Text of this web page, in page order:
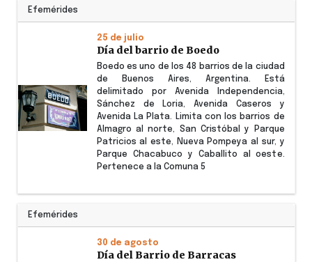
Efemérides
25 de julio
Día del barrio de Boedo
Boedo es uno de los 48 barrios de la ciudad
de Buenos Aires, Argentina. Está
delimitado por Avenida Independencia,
Sánchez de Loria, Avenida Caseros y
Avenida La Plata. Limita con los barrios de
Almagro al norte, San Cristóbal y Parque
Patricios al este, Nueva Pompeya al sur, y
Parque Chacabuco y Caballito al oeste.
Pertenece a la Comuna 5
Efemérides
30 de agosto
Día del Barrio de Barracas